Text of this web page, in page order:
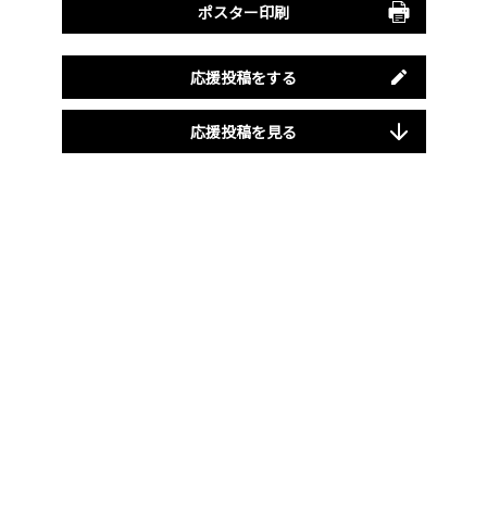
ポスター印刷
応援投稿をする
応援投稿を見る